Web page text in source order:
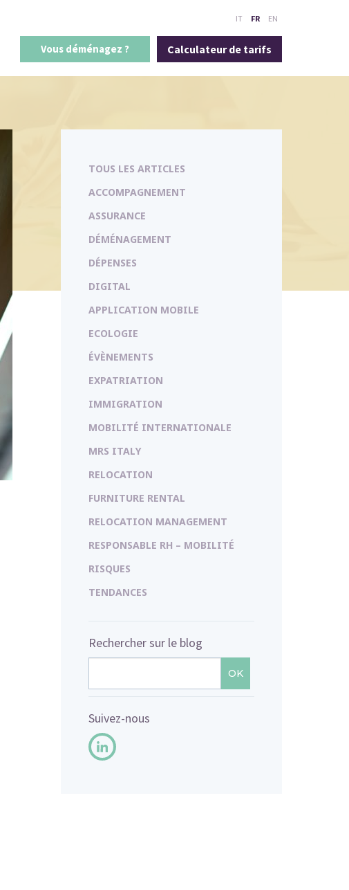
IT FR EN
Vous déménagez ? Calculateur de tarifs
TOUS LES ARTICLES
ACCOMPAGNEMENT
ASSURANCE
DÉMÉNAGEMENT
DÉPENSES
DIGITAL
APPLICATION MOBILE
ECOLOGIE
ÉVÈNEMENTS
EXPATRIATION
IMMIGRATION
MOBILITÉ INTERNATIONALE
MRS ITALY
RELOCATION
FURNITURE RENTAL
RELOCATION MANAGEMENT
RESPONSABLE RH – MOBILITÉ
RISQUES
TENDANCES
Rechercher sur le blog
OK
Suivez-nous